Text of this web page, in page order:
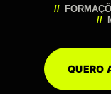
QUERO